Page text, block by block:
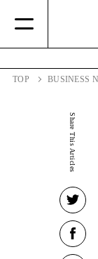
TOP BUSINESS
Share This Articles